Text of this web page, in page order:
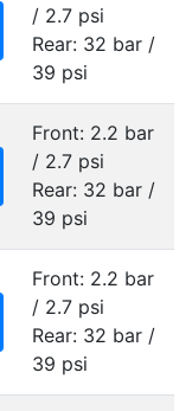
/ 2.7 psi
Rear: 32 bar /
39 psi
Front: 2.2 bar
/ 2.7 psi
Rear: 32 bar /
39 psi
Front: 2.2 bar
/ 2.7 psi
Rear: 32 bar /
39 psi